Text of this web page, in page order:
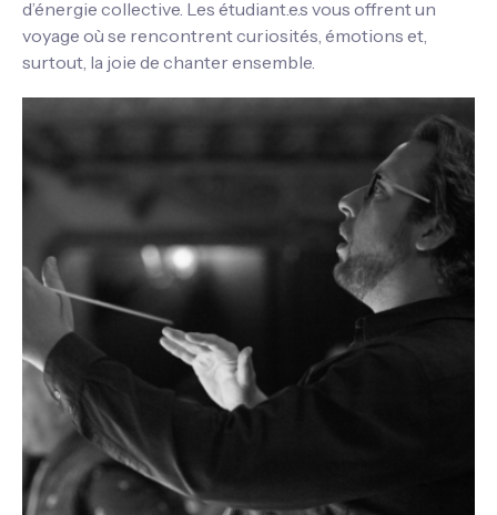
d’énergie collective. Les étudiant.e.s vous offrent un
voyage où se rencontrent curiosités, émotions et,
surtout, la joie de chanter ensemble.